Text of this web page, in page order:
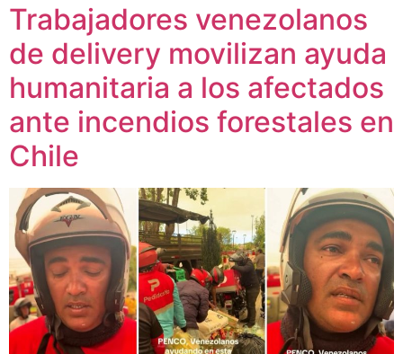
Trabajadores venezolanos
de delivery movilizan ayuda
humanitaria a los afectados
ante incendios forestales en
Chile